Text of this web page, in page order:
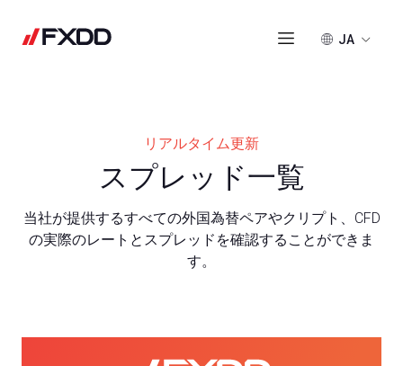
JA
リアルタイム更新
スプレッド一覧
当社が提供するすべての外国為替ペアやクリプト、CFD
の実際のレートとスプレッドを確認することができま
す。